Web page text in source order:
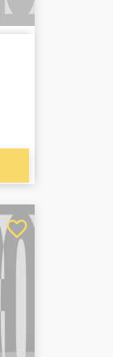
favorite_border